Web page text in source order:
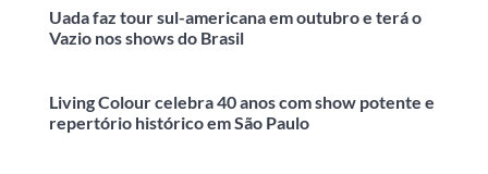
Uada faz tour sul-americana em outubro e terá o
Vazio nos shows do Brasil
Living Colour celebra 40 anos com show potente e
repertório histórico em São Paulo